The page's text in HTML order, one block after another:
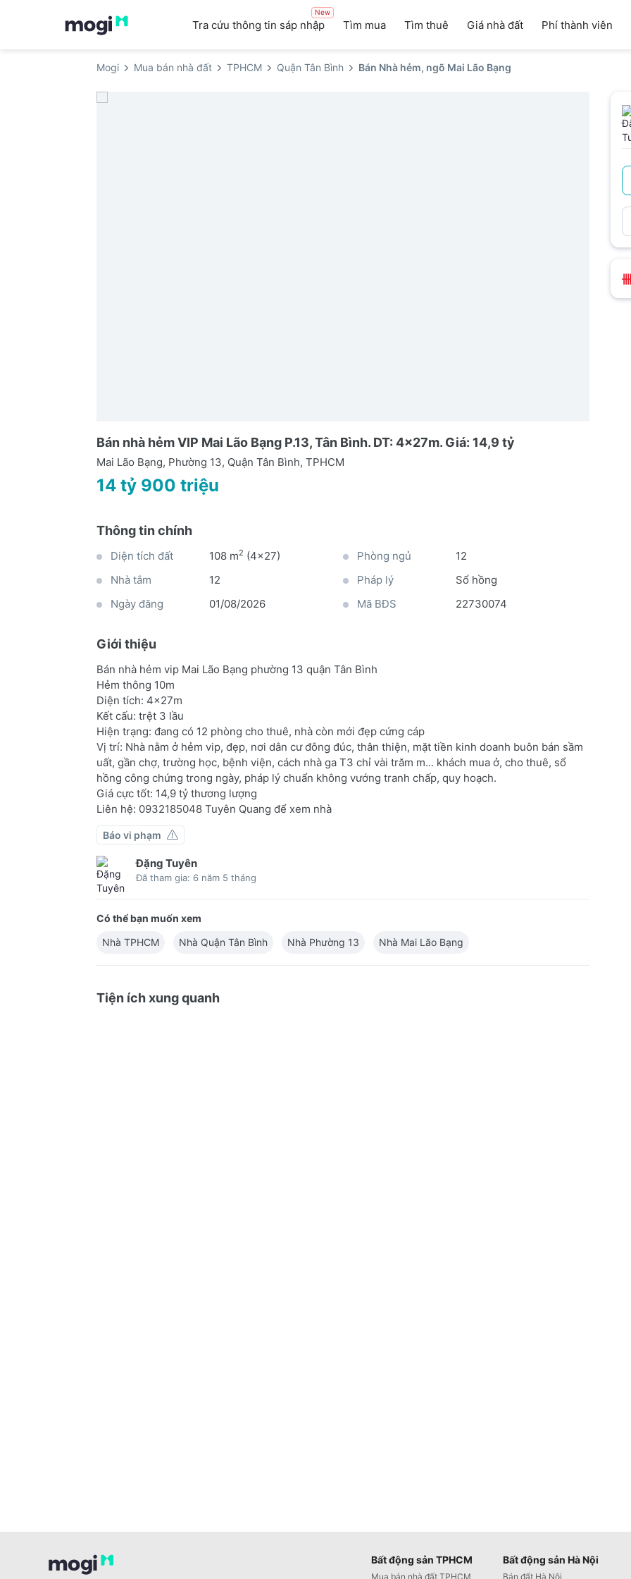
Tra cứu thông tin sáp nhập
New
Tìm mua Tìm thuê Giá nhà đất Phí thành viên
Mogi Mua bán nhà đất TPHCM Quận Tân Bình Bán Nhà hẻm, ngõ Mai Lão Bạng
Bán nhà hẻm VIP Mai Lão Bạng P.13, Tân Bình. DT: 4x27m. Giá: 14,9 tỷ
Mai Lão Bạng, Phường 13, Quận Tân Bình, TPHCM
14 tỷ 900 triệu
Thông tin chính
Diện tích đất 108 m2 (4x27) Phòng ngủ
12
Nhà tắm
12 Pháp lý
Sổ hồng
Ngày đăng
01/08/2026 Mã BĐS 22730074
Giới thiệu
Bán nhà hẻm vip Mai Lão Bạng phường 13 quận Tân Bình
Hẻm thông 10m
Diện tích: 4x27m
Kết cấu: trệt 3 lầu
Hiện trạng: đang có 12 phòng cho thuê, nhà còn mới đẹp cứng cáp
Vị trí: Nhà nằm ở hẻm vip, đẹp, nơi dân cư đông đúc, thân thiện, mặt tiền kinh doanh buôn bán sầm
uất, gần chợ, trường học, bệnh viện, cách nhà ga T3 chỉ vài trăm m... khách mua ở, cho thuê, sổ
hồng công chứng trong ngày, pháp lý chuẩn không vướng tranh chấp, quy hoạch.
Giá cực tốt: 14,9 tỷ thương lượng
Liên hệ: 0932185048 Tuyên Quang để xem nhà
Báo vi phạm
Đặng Tuyên
Đã tham gia: 6 năm 5 tháng
Có thể bạn muốn xem
Nhà TPHCM
Nhà Quận Tân Bình Nhà Phường 13 Nhà Mai Lão Bạng
Tiện ích xung quanh
Bất động sản TPHCM
Mua bán nhà đất TPHCM
Bất động sản Hà Nội
Bán đất Hà Nội